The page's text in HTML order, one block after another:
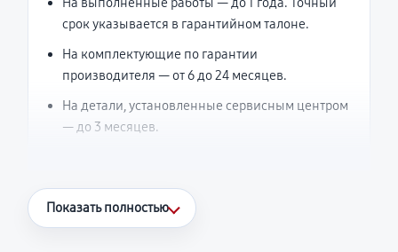
срок указывается в гарантийном талоне.
На комплектующие по гарантии
производителя — от 6 до 24 месяцев.
На детали, установленные сервисным центром
— до 3 месяцев.
Что считается гарантийным случаем
Показать полностью